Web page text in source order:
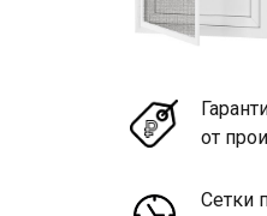
от
Сетки